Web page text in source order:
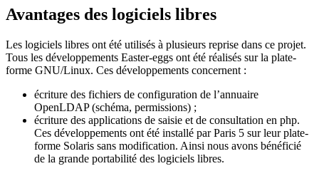
Avantages des logiciels libres
Les logiciels libres ont été utilisés à plusieurs reprise dans ce projet.
Tous les développements Easter-eggs ont été réalisés sur la plate-
forme GNU/Linux. Ces développements concernent :
écriture des fichiers de configuration de l’annuaire
OpenLDAP (schéma, permissions) ;
écriture des applications de saisie et de consultation en php.
Ces développements ont été installé par Paris 5 sur leur plate-
forme Solaris sans modification. Ainsi nous avons bénéficié
de la grande portabilité des logiciels libres.